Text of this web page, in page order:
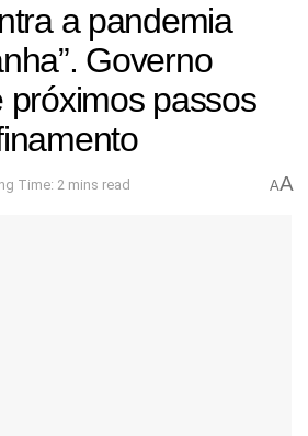
a pandemia
Governo
próximos passos
Time: 2 mins read AA